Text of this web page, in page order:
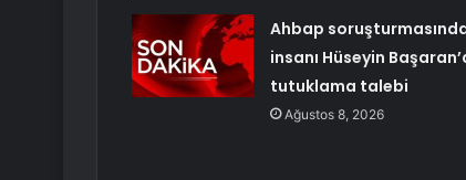
Ahbap
insanı Hüseyin
tutuklama talebi
Ağustos 8, 2026